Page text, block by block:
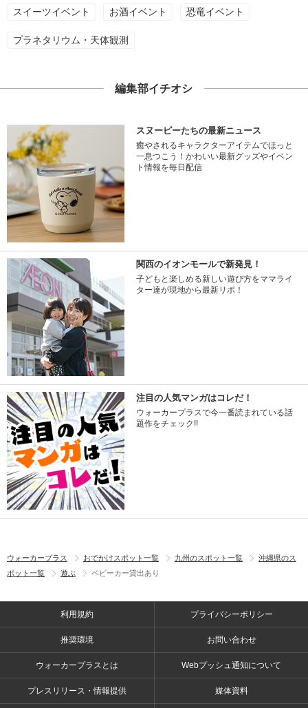
スイーツイベント お酒イベント 恐竜イベント
プラネタリウム・天体観測
編集部イチオシ
スヌーピーたちの最新ニュース
癒やされるキャラクターアイテムでほっと
一息つこう！かわいい最新グッズやイベン
ト情報を毎日配信
関西のイオンモールで新発見！
子どもと楽しめる新しい遊び方をママライ
ター達が現地から最新リポ！
注目の人気マンガはコレだ！
ウォーカープラスで今一番読まれている話
題作をチェック!!
ウォーカープラス おでかけスポット一覧 九州のスポット一覧
沖縄県のス
ポット一覧
遊ぶ ベビーカー貸出あり
利用規約 プライバシーポリシー
推奨環境 お問い合わせ
ウォーカープラスとは Webプッシュ通知について
プレスリリース・情報提供 媒体資料